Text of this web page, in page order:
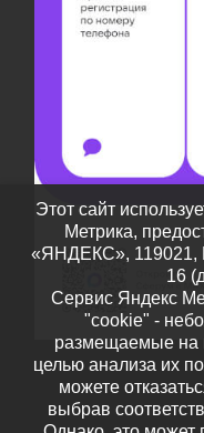
Этот сайт
Метрика,
«ЯНДЕКС», 119021,
16
Сервис Яндекс
"cookie" -
размещаемые на
целью анализа их
можете
выбрав